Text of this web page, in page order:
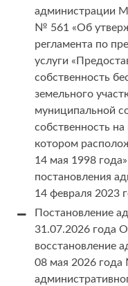
администрации
№ 561 «Об
регламента по
услуги
собственность
земельного
муниципальной
собственность
котором
14 мая 1998
постановления
14 февраля 2023
Постановление
31.07.2026 года
восстановление
08 мая 2026